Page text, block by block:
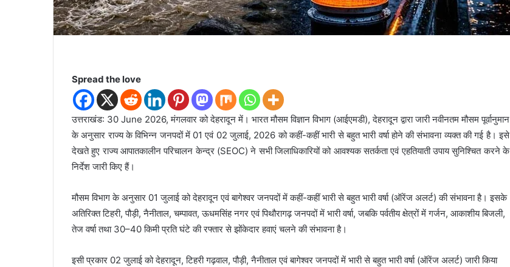
Spread the love
उत्तराखंड: 30 June 2026, मंगलवार को देहरादून में। भारत मौसम विज्ञान विभाग (आईएमडी), देहरादून द्वारा जारी नवीनतम मौसम पूर्वानुमान
के अनुसार राज्य के विभिन्न जनपदों में 01 एवं 02 जुलाई, 2026 को कहीं-कहीं भारी से बहुत भारी वर्षा होने की संभावना व्यक्त की गई है। इसे
देखते हुए राज्य आपातकालीन परिचालन केन्द्र (SEOC) ने सभी जिलाधिकारियों को आवश्यक सतर्कता एवं एहतियाती उपाय सुनिश्चित करने के
निर्देश जारी किए हैं।
मौसम विभाग के अनुसार 01 जुलाई को देहरादून एवं बागेश्वर जनपदों में कहीं-कहीं भारी से बहुत भारी वर्षा (ऑरेंज अलर्ट) की संभावना है। इसके
अतिरिक्त टिहरी, पौड़ी, नैनीताल, चम्पावत, ऊधमसिंह नगर एवं पिथौरागढ़ जनपदों में भारी वर्षा, जबकि पर्वतीय क्षेत्रों में गर्जन, आकाशीय बिजली,
तेज वर्षा तथा 30–40 किमी प्रति घंटे की रफ्तार से झोंकेदार हवाएं चलने की संभावना है।
इसी प्रकार 02 जुलाई को देहरादून, टिहरी गढ़वाल, पौड़ी, नैनीताल एवं बागेश्वर जनपदों में भारी से बहुत भारी वर्षा (ऑरेंज अलर्ट) जारी किया